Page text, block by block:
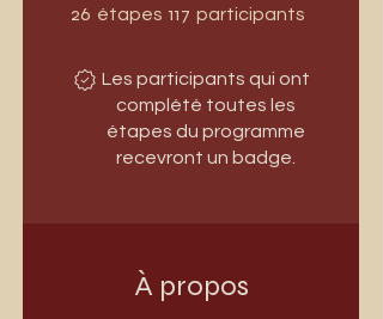
26 étapes 26 étapes
117 participants
Les participants qui ont
complété toutes les
étapes du programme
recevront un badge.
À propos